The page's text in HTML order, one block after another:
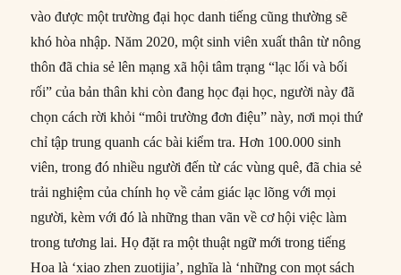
vào được một trường đại học danh tiếng cũng thường sẽ
khó hòa nhập. Năm 2020, một sinh viên xuất thân từ nông
thôn đã chia sẻ lên mạng xã hội tâm trạng “lạc lối và bối
rối” của bản thân khi còn đang học đại học, người này đã
chọn cách rời khỏi “môi trường đơn điệu” này, nơi mọi thứ
chỉ tập trung quanh các bài kiểm tra. Hơn 100.000 sinh
viên, trong đó nhiều người đến từ các vùng quê, đã chia sẻ
trải nghiệm của chính họ về cảm giác lạc lõng với mọi
người, kèm với đó là những than vãn về cơ hội việc làm
trong tương lai. Họ đặt ra một thuật ngữ mới trong tiếng
Hoa là ‘xiao zhen zuotijia’, nghĩa là ‘những con mọt sách